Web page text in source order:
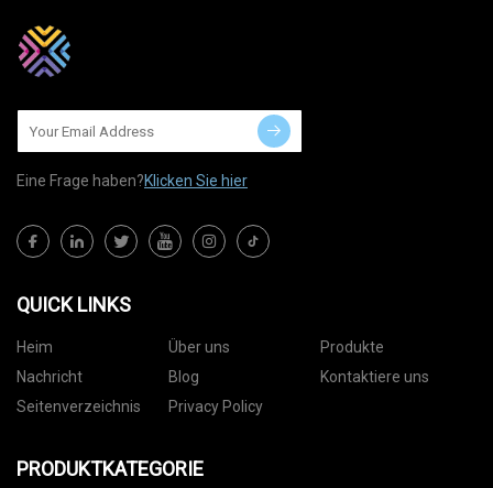
Eine Frage haben?Klicken Sie hier
QUICK LINKS
Heim Über uns
Produkte
Nachricht
Blog
Kontaktiere uns
Seitenverzeichnis
Privacy Policy
PRODUKTKATEGORIE